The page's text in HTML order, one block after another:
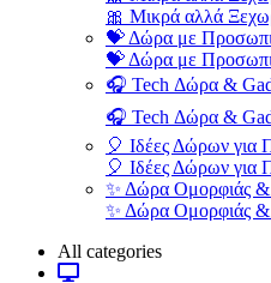
🎀 Μικρά αλλά
💝 Δώρα με
💝 Δώρα με
🎧 Tech Δώρα &
🎧 Tech Δώρα &
🎈 Ιδέες Δώρων για
🎈 Ιδέες Δώρων για
✨ Δώρα Ομορφιάς &
✨ Δώρα Ομορφιάς &
All categories